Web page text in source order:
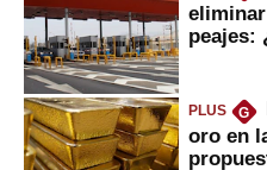
peajes:
PLUS G
oro en